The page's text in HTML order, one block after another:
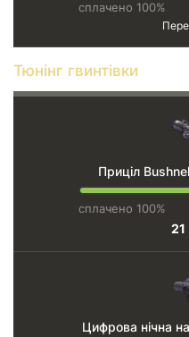
сплачено 100%
Тюнінг гвинтівки
Приціл
сплачено 100%
21
Цифрова нічна